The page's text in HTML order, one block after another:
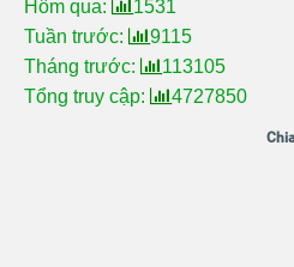
Hôm qua:
1531
Tuần trước:
9115
Tháng trước:
113105
Tổng truy cập:
4727850